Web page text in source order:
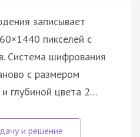
записывает
пикселей с
Система шифрования
с размером
глубиной цвета 2…